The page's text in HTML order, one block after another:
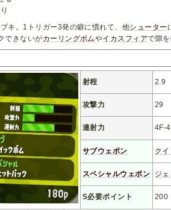
キ。1トリガー3発の癖に慣れて、他シューター
できないがカーリングボムやイカスフィアで隙
射程 2.9
攻撃力 29
連射力 4F-
サブウェポン ク
スペシャルウェポン ジ
S必要ポイント 200